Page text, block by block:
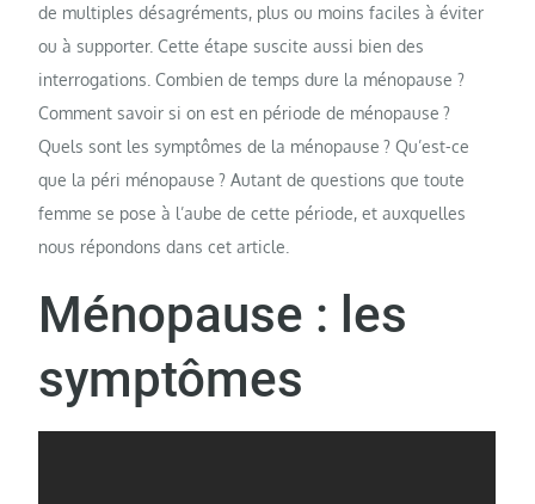
de multiples désagréments, plus ou moins faciles à éviter
ou à supporter. Cette étape suscite aussi bien des
interrogations. Combien de temps dure la ménopause ?
Comment savoir si on est en période de ménopause ?
Quels sont les symptômes de la ménopause ? Qu’est-ce
que la péri ménopause ? Autant de questions que toute
femme se pose à l’aube de cette période, et auxquelles
nous répondons dans cet article.
Ménopause : les
symptômes